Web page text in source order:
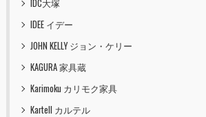
IDC大塚
IDEE イデー
JOHN KELLY ジョン・ケリー
KAGURA 家具蔵
Karimoku カリモク家具
Kartell カルテル